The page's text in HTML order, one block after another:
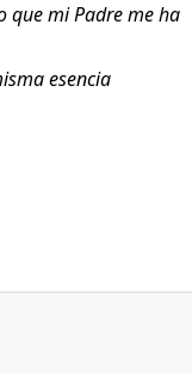
que mi Padre me ha
esencia